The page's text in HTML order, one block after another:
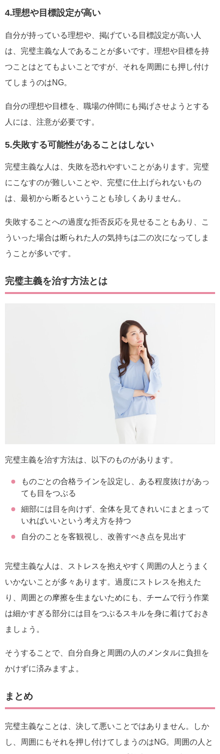
4.理想や目標設定が高い
自分が持っている理想や、掲げている目標設定が高い人
は、完璧主義な人であることが多いです。理想や目標を持
つことはとてもよいことですが、それを周囲にも押し付け
てしまうのはNG。
自分の理想や目標を、職場の仲間にも掲げさせようとする
人には、注意が必要です。
5.失敗する可能性があることはしない
完璧主義な人は、失敗を恐れやすいことがあります。完璧
にこなすのが難しいことや、完璧に仕上げられないもの
は、最初から断るということも珍しくありません。
失敗することへの過度な拒否反応を見せることもあり、こ
ういった場合は断られた人の気持ちは二の次になってしま
うことが多いです。
完璧主義を治す方法とは
完璧主義を治す方法は、以下のものがあります。
ものごとの合格ラインを設定し、ある程度抜けがあっ
ても目をつぶる
細部には目を向けず、全体を見てきれいにまとまって
いればいいという考え方を持つ
自分のことを客観視し、改善すべき点を見出す
完璧主義な人は、ストレスを抱えやすく周囲の人とうまく
いかないことが多々あります。過度にストレスを抱えた
り、周囲との摩擦を生まないためにも、チームで行う作業
は細かすぎる部分には目をつぶるスキルを身に着けておき
ましょう。
そうすることで、自分自身と周囲の人のメンタルに負担を
かけずに済みますよ。
まとめ
完璧主義なことは、決して悪いことではありません。しか
し、周囲にもそれを押し付けてしまうのはNG。周囲の人と